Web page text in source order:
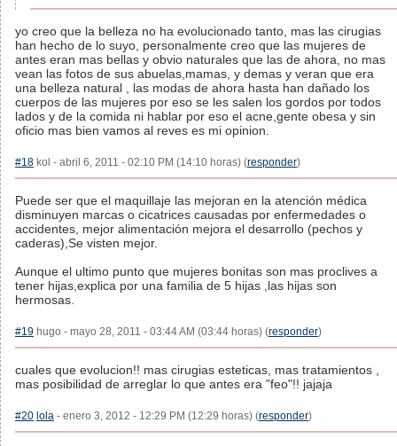
yo creo que la belleza no ha evolucionado tanto, mas las cirugias
han hecho de lo suyo, personalmente creo que las mujeres de
antes eran mas bellas y obvio naturales que las de ahora, no mas
vean las fotos de sus abuelas,mamas, y demas y veran que era
una belleza natural , las modas de ahora hasta han dañado los
cuerpos de las mujeres por eso se les salen los gordos por todos
lados y de la comida ni hablar por eso el acne,gente obesa y sin
oficio mas bien vamos al reves es mi opinion.
#18 kol - abril 6, 2011 - 02:10 PM (14:10 horas) (responder)
Puede ser que el maquillaje las mejoran en la atención médica
disminuyen marcas o cicatrices causadas por enfermedades o
accidentes, mejor alimentación mejora el desarrollo (pechos y
caderas),Se visten mejor.
Aunque el ultimo punto que mujeres bonitas son mas proclives a
tener hijas,explica por una familia de 5 hijas ,las hijas son
hermosas.
#19 hugo - mayo 28, 2011 - 03:44 AM (03:44 horas) (responder)
cuales que evolucion!! mas cirugias esteticas, mas tratamientos ,
mas posibilidad de arreglar lo que antes era "feo"!! jajaja
#20 lola - enero 3, 2012 - 12:29 PM (12:29 horas) (responder)